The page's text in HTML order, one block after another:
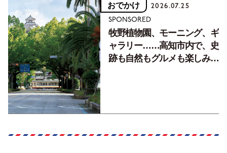
おでかけ 2026.07.25
SPONSORED
牧野植物園、モーニング、ギ
ャラリー……高知市内で、史
跡も自然もグルメも楽しみ尽